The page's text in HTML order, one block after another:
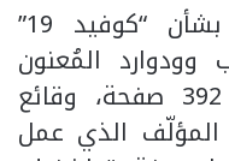
لا يتعلق الأمر بالأكاذيب بشأن “كوفيد 19”
المُعنون
“غضب” Rage الممتد عبر 392 صفحة، وقائع
المؤلّف الذي عمل